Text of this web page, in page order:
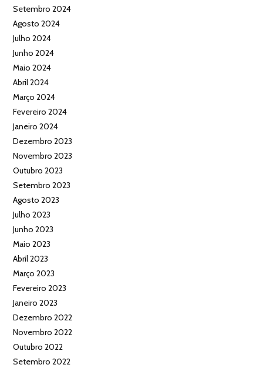
Setembro 2024
Agosto 2024
Julho 2024
Junho 2024
Maio 2024
Abril 2024
Março 2024
Fevereiro 2024
Janeiro 2024
Dezembro 2023
Novembro 2023
Outubro 2023
Setembro 2023
Agosto 2023
Julho 2023
Junho 2023
Maio 2023
Abril 2023
Março 2023
Fevereiro 2023
Janeiro 2023
Dezembro 2022
Novembro 2022
Outubro 2022
Setembro 2022